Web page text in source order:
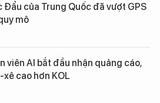
Đẩu của Trung Quốc đã vượt GPS
mô
viên AI bắt đầu nhận quảng cáo,
xê cao hơn KOL